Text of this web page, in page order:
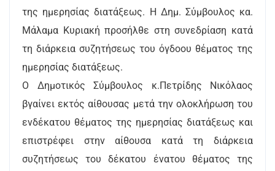
της ημερησίας διατάξεως. Η Δημ. Σύμβουλος κα.
Μάλαμα Κυριακή προσήλθε στη συνεδρίαση κατά
τη διάρκεια συζητήσεως του όγδοου θέματος της
ημερησίας διατάξεως.
Ο Δημοτικός Σύμβουλος κ.Πετρίδης Νικόλαος
βγαίνει εκτός αίθουσας μετά την ολοκλήρωση του
ενδέκατου θέματος της ημερησίας διατάξεως και
επιστρέφει στην αίθουσα κατά τη διάρκεια
συζητήσεως του δέκατου ένατου θέματος της